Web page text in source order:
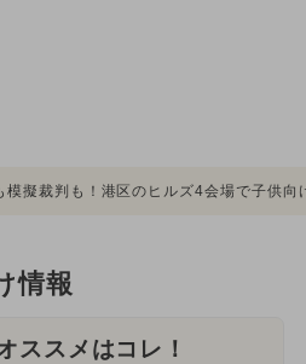
模擬裁判も！港区のヒルズ4会場で子供
情報
ススメはコレ！